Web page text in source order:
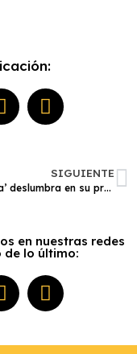
SIGUIENTE
‘El Drama’ deslumbra en su premiere en París con una alfombra roja
en nuestras redes
lo último: